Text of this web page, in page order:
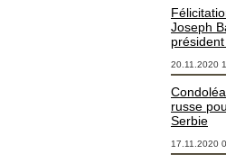
Joseph
20.11.2020
russe
Serbie
17.11.2020